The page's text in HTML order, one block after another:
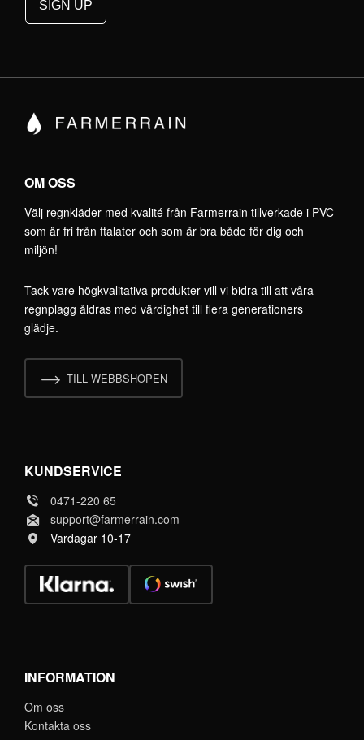
TILL WEBBSHOPEN
OM OSS
Välj regnkläder med kvalité från Farmerrain tillverkade i PVC
som är fri från ftalater och som är bra både för dig och
miljön!
Tack vare högkvalitativa produkter vill vi bidra till att våra
regnplagg åldras med värdighet till flera generationers
glädje.
KUNDSERVICE
0471-220 65
support@farmerrain.com
Vardagar 10-17
INFORMATION
Om oss
Kontakta oss